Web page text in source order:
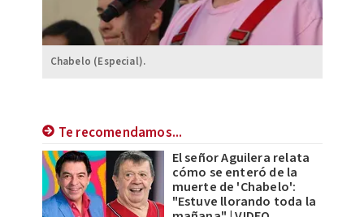
Chabelo (Especial).
Te recomendamos...
El señor Aguilera relata
cómo se enteró de la
muerte de 'Chabelo':
"Estuve llorando toda la